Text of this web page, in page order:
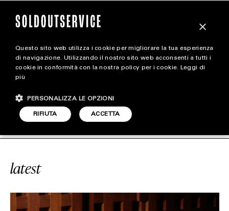
magazine
STYLE
FOOTWEAR
#ARJUN WANEY
latest
×
Questo sito web utilizza i cookie per migliorare la tua esperienza
di navigazione. Utilizzando il nostro sito web acconsenti a tutti i
cookie in conformità con la nostra policy per i cookie. Leggi di
più
ACCETTA
RIFIUTA
PERSONALIZZA LE OPZIONI